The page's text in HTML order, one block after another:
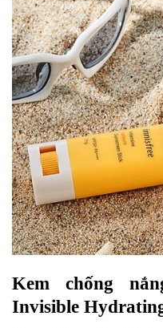
Kem chống
Invisible